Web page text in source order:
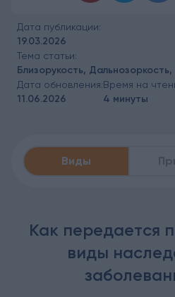
Дата публикации:
19.03.2026
Тема статьи:
Близорукость,
Дата обновления:
11.06.2026
Время на
4 минуты
Виды
Как передается
виды